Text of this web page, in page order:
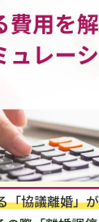
協議離婚」